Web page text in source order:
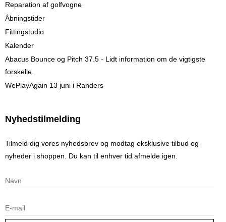
Reparation af golfvogne
Åbningstider
Fittingstudio
Kalender
Abacus Bounce og Pitch 37.5 - Lidt information om de vigtigste
forskelle.
WePlayAgain 13 juni i Randers
Nyhedstilmelding
Tilmeld dig vores nyhedsbrev og modtag eksklusive tilbud og
nyheder i shoppen. Du kan til enhver tid afmelde igen.